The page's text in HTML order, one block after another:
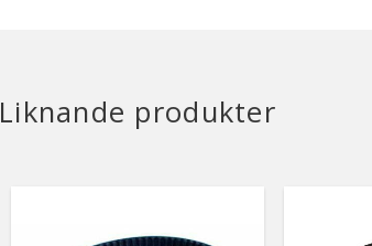
Liknande produkter